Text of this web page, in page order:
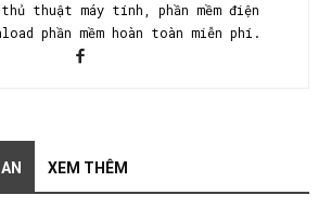
thuật máy tính, phần mềm điện
phần mềm hoàn toàn miễn phí.
XEM THÊM